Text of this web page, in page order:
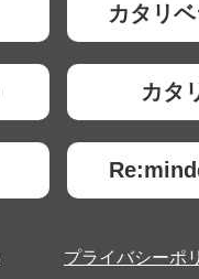
カタリ
カタ
プライバシーポ